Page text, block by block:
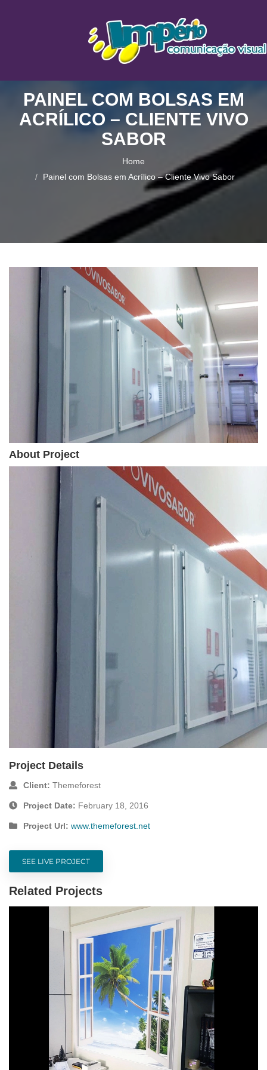
PAINEL COM BOLSAS EM
ACRÍLICO – CLIENTE VIVO
SABOR
Home
Painel com Bolsas em Acrílico – Cliente Vivo Sabor
About Project
Project Details
Client: Themeforest
Project Date: February 18, 2016
Project Url: www.themeforest.net
SEE LIVE PROJECT
Related Projects